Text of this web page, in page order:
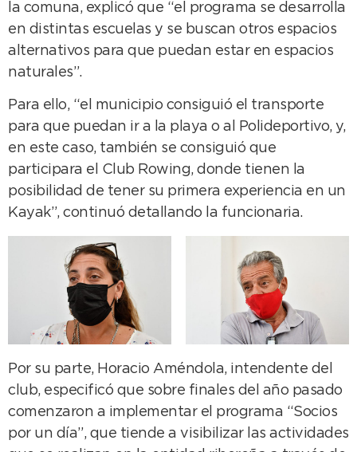
la comuna, explicó que “el programa se desarrolla
en distintas escuelas y se buscan otros espacios
alternativos para que puedan estar en espacios
naturales”.
Para ello, “el municipio consiguió el transporte
para que puedan ir a la playa o al Polideportivo, y,
en este caso, también se consiguió que
participara el Club Rowing, donde tienen la
posibilidad de tener su primera experiencia en un
Kayak”, continuó detallando la funcionaria.
Por su parte, Horacio Améndola, intendente del
club, especificó que sobre finales del año pasado
comenzaron a implementar el programa “Socios
por un día”, que tiende a visibilizar las actividades